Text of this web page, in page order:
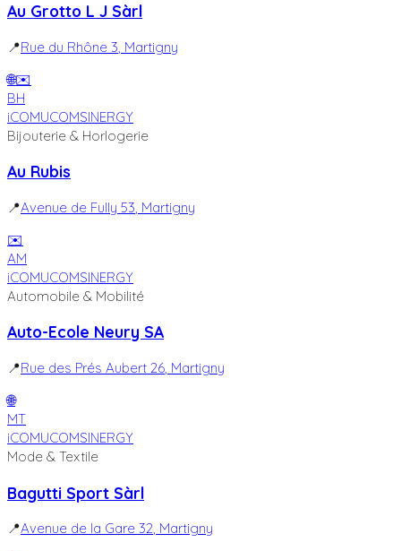
Au Grotto L J Sàrl
📍Rue du Rhône 3, Martigny
🌐✉️
BH
iCOMUCOMSINERGY
Bijouterie & Horlogerie
Au Rubis
📍Avenue de Fully 53, Martigny
✉️
AM
iCOMUCOMSINERGY
Automobile & Mobilité
Auto-Ecole Neury SA
📍Rue des Prés Aubert 26, Martigny
🌐
MT
iCOMUCOMSINERGY
Mode & Textile
Bagutti Sport Sàrl
📍Avenue de la Gare 32, Martigny